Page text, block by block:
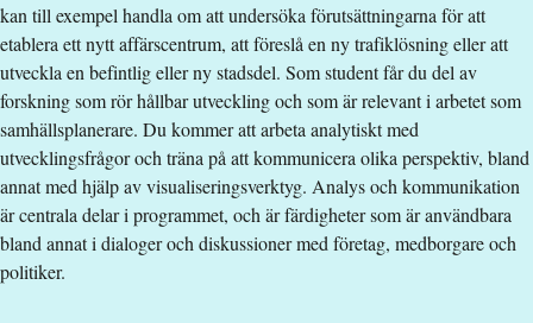
Urval
Betyg 60%, Högskoleprov 40%
Studieavgift
427800 kr - OBS! Studieavgifter gäller bara för studenter
utanför EU/EES och Schweiz.
Utbildnings- och programplan
kan till exempel handla om att undersöka förutsättningarna för att
etablera ett nytt affärscentrum, att föreslå en ny trafiklösning eller att
utveckla en befintlig eller ny stadsdel. Som student får du del av
forskning som rör hållbar utveckling och som är relevant i arbetet som
samhällsplanerare. Du kommer att arbeta analytiskt med
utvecklingsfrågor och träna på att kommunicera olika perspektiv, bland
annat med hjälp av visualiseringsverktyg. Analys och kommunikation
är centrala delar i programmet, och är färdigheter som är användbara
bland annat i dialoger och diskussioner med företag, medborgare och
politiker.